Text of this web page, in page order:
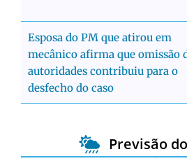
Esposa do PM que atirou em
mecânico afirma que omissão
autoridades contribuiu para o
desfecho do caso
Previsão